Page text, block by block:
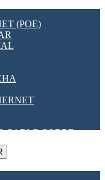
[VDF]
(POE)
CABLE COBRE